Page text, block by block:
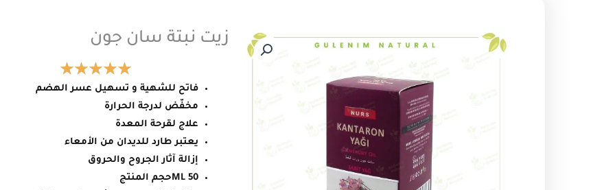
زيت نبتة سان جون
فاتح للشهية و تسهيل عسر الهضم
مخفّض لدرجة الحرارة
علاج لقرحة المعدة
يعتبر طارد للديدان من الأمعاء
إزالة آثار الجروح والحروق
50 MLحجم المنتج